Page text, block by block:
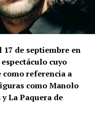
de septiembre en
cuyo
referencia a
como Manolo
La Paquera de